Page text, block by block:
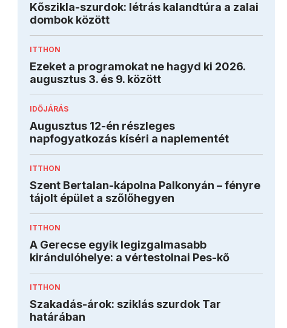
Kőszikla-szurdok: létrás kalandtúra a zalai
dombok között
ITTHON
Ezeket a programokat ne hagyd ki 2026.
augusztus 3. és 9. között
IDŐJÁRÁS
Augusztus 12-én részleges
napfogyatkozás kíséri a naplementét
ITTHON
Szent Bertalan-kápolna Palkonyán – fényre
tájolt épület a szőlőhegyen
ITTHON
A Gerecse egyik legizgalmasabb
kirándulóhelye: a vértestolnai Pes-kő
ITTHON
Szakadás-árok: sziklás szurdok Tar
határában